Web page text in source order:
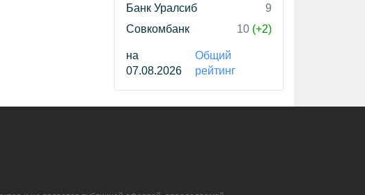
Банк Уралсиб
9
Совкомбанк
10 (+2)
на
07.08.2026
Общий
рейтинг